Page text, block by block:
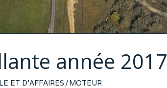
année 2017
ET D'AFFAIRES /MOTEUR